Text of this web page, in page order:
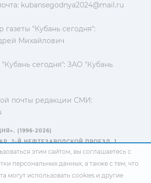
kubansegodnya2024@mail.ru
газеты "Кубань сегодня":
Михайлович
сегодня": ЗАО "Кубань
почты редакции СМИ:
(1996-2026)
2-Й НЕФТЕЗАВОДСКОЙ ПРОЕЗД, 1
этим сайтом, вы соглашаетесь с
персональных данных, а также с тем, что
могут использовать cookies и другие